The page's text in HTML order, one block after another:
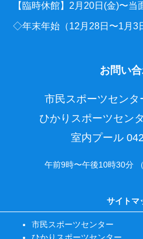
【臨時休館】2月20日(金)〜当
◇年末年始（12月28日〜1月3
お問い
市民スポーツセンタ
ひかりスポーツセン
室内プール
午前9時〜午後10時30分
サイトマ
市民スポーツセンター
ひかりスポーツセンター